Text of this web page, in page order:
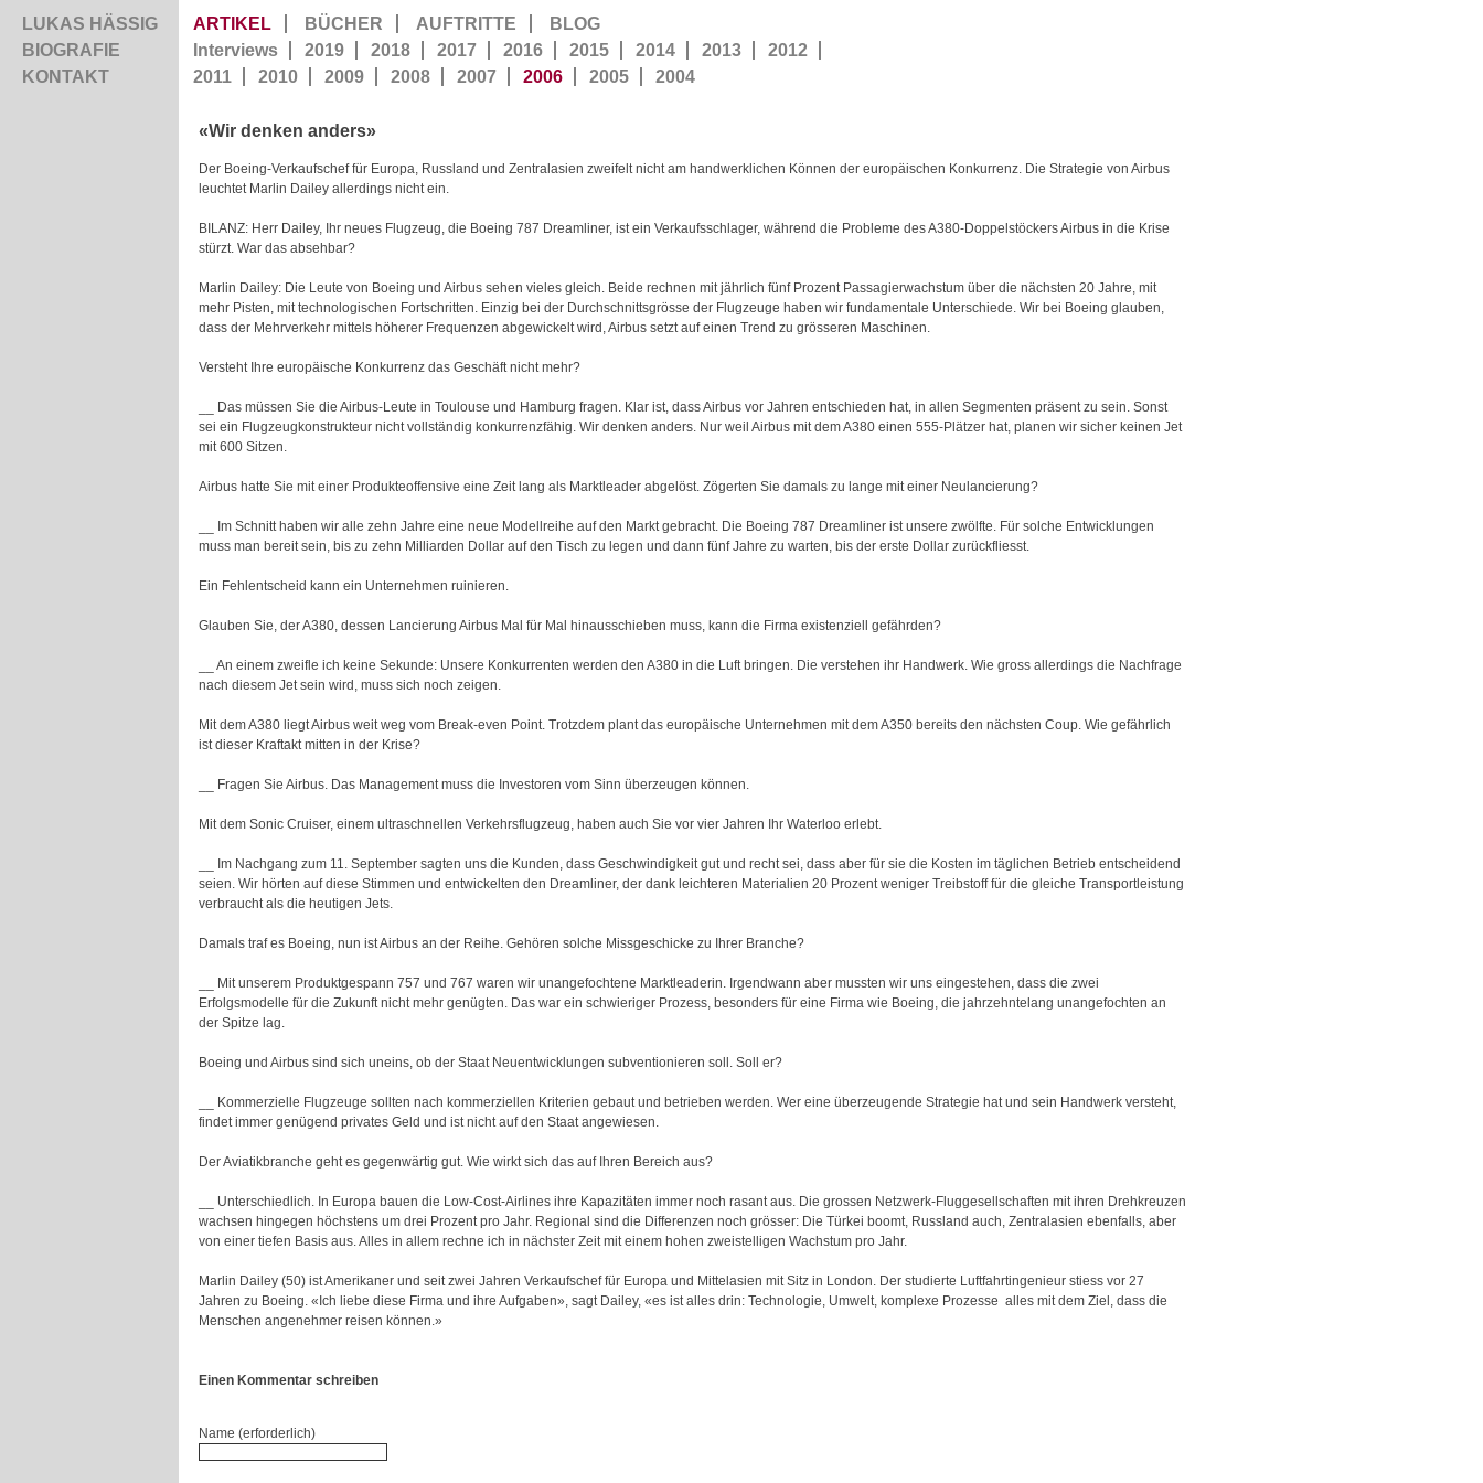
LUKAS HÄSSIG
BIOGRAFIE
KONTAKT
ARTIKEL BÜCHER AUFTRITTE
BLOG
Interviews
2019 2018 2017 2016 2015 2014 2013
2012
2011
2010 2009 2008 2007 2006 2005 2004
«Wir denken anders»
Der Boeing-Verkaufschef für Europa, Russland und Zentralasien zweifelt nicht am handwerklichen Können der europäischen Konkurrenz. Die Strategie von Airbus
leuchtet Marlin Dailey allerdings nicht ein.
BILANZ: Herr Dailey, Ihr neues Flugzeug, die Boeing 787 Dreamliner, ist ein Verkaufsschlager, während die Probleme des A380-Doppelstöckers Airbus in die Krise
stürzt. War das absehbar?
Marlin Dailey: Die Leute von Boeing und Airbus sehen vieles gleich. Beide rechnen mit jährlich fünf Prozent Passagierwachstum über die nächsten 20 Jahre, mit
mehr Pisten, mit technologischen Fortschritten. Einzig bei der Durchschnittsgrösse der Flugzeuge haben wir fundamentale Unterschiede. Wir bei Boeing glauben,
dass der Mehrverkehr mittels höherer Frequenzen abgewickelt wird, Airbus setzt auf einen Trend zu grösseren Maschinen.
Versteht Ihre europäische Konkurrenz das Geschäft nicht mehr?
__ Das müssen Sie die Airbus-Leute in Toulouse und Hamburg fragen. Klar ist, dass Airbus vor Jahren entschieden hat, in allen Segmenten präsent zu sein. Sonst
sei ein Flugzeugkonstrukteur nicht vollständig konkurrenzfähig. Wir denken anders. Nur weil Airbus mit dem A380 einen 555-Plätzer hat, planen wir sicher keinen Jet
mit 600 Sitzen.
Airbus hatte Sie mit einer Produkteoffensive eine Zeit lang als Marktleader abgelöst. Zögerten Sie damals zu lange mit einer Neulancierung?
__ Im Schnitt haben wir alle zehn Jahre eine neue Modellreihe auf den Markt gebracht. Die Boeing 787 Dreamliner ist unsere zwölfte. Für solche Entwicklungen
muss man bereit sein, bis zu zehn Milliarden Dollar auf den Tisch zu legen und dann fünf Jahre zu warten, bis der erste Dollar zurückfliesst.
Ein Fehlentscheid kann ein Unternehmen ruinieren.
Glauben Sie, der A380, dessen Lancierung Airbus Mal für Mal hinausschieben muss, kann die Firma existenziell gefährden?
__ An einem zweifle ich keine Sekunde: Unsere Konkurrenten werden den A380 in die Luft bringen. Die verstehen ihr Handwerk. Wie gross allerdings die Nachfrage
nach diesem Jet sein wird, muss sich noch zeigen.
Mit dem A380 liegt Airbus weit weg vom Break-even Point. Trotzdem plant das europäische Unternehmen mit dem A350 bereits den nächsten Coup. Wie gefährlich
ist dieser Kraftakt mitten in der Krise?
__ Fragen Sie Airbus. Das Management muss die Investoren vom Sinn überzeugen können.
Mit dem Sonic Cruiser, einem ultraschnellen Verkehrsflugzeug, haben auch Sie vor vier Jahren Ihr Waterloo erlebt.
__ Im Nachgang zum 11. September sagten uns die Kunden, dass Geschwindigkeit gut und recht sei, dass aber für sie die Kosten im täglichen Betrieb entscheidend
seien. Wir hörten auf diese Stimmen und entwickelten den Dreamliner, der dank leichteren Materialien 20 Prozent weniger Treibstoff für die gleiche Transportleistung
verbraucht als die heutigen Jets.
Damals traf es Boeing, nun ist Airbus an der Reihe. Gehören solche Missgeschicke zu Ihrer Branche?
__ Mit unserem Produktgespann 757 und 767 waren wir unangefochtene Marktleaderin. Irgendwann aber mussten wir uns eingestehen, dass die zwei
Erfolgsmodelle für die Zukunft nicht mehr genügten. Das war ein schwieriger Prozess, besonders für eine Firma wie Boeing, die jahrzehntelang unangefochten an
der Spitze lag.
Boeing und Airbus sind sich uneins, ob der Staat Neuentwicklungen subventionieren soll. Soll er?
__ Kommerzielle Flugzeuge sollten nach kommerziellen Kriterien gebaut und betrieben werden. Wer eine überzeugende Strategie hat und sein Handwerk versteht,
findet immer genügend privates Geld und ist nicht auf den Staat angewiesen.
Der Aviatikbranche geht es gegenwärtig gut. Wie wirkt sich das auf Ihren Bereich aus?
__ Unterschiedlich. In Europa bauen die Low-Cost-Airlines ihre Kapazitäten immer noch rasant aus. Die grossen Netzwerk-Fluggesellschaften mit ihren Drehkreuzen
wachsen hingegen höchstens um drei Prozent pro Jahr. Regional sind die Differenzen noch grösser: Die Türkei boomt, Russland auch, Zentralasien ebenfalls, aber
von einer tiefen Basis aus. Alles in allem rechne ich in nächster Zeit mit einem hohen zweistelligen Wachstum pro Jahr.
Marlin Dailey (50) ist Amerikaner und seit zwei Jahren Verkaufschef für Europa und Mittelasien mit Sitz in London. Der studierte Luftfahrtingenieur stiess vor 27
Jahren zu Boeing. «Ich liebe diese Firma und ihre Aufgaben», sagt Dailey, «es ist alles drin: Technologie, Umwelt, komplexe Prozesse ­ alles mit dem Ziel, dass die
Menschen angenehmer reisen können.»
Einen Kommentar schreiben
Name (erforderlich)